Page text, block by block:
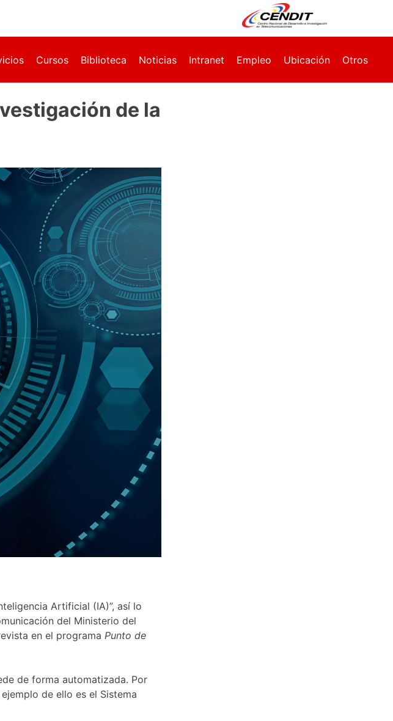
Cursos Biblioteca Noticias Intranet Empleo Ubicación Otros
de la
Artificial (IA)”, así lo
del Ministerio del
en el programa Punto de
de forma automatizada. Por
de ello es el Sistema